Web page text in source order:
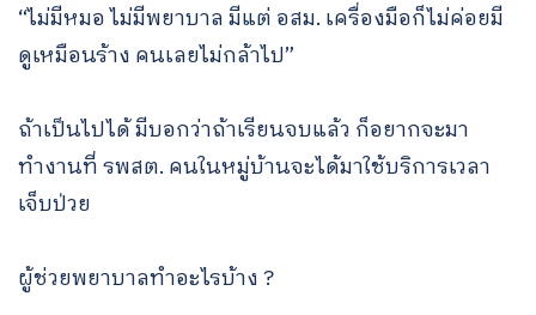
“ไม่มีหมอ ไม่มีพยาบาล มีแต่ อสม. เครื่องมือก็ไม่ค่อยมี
ดูเหมือนร้าง คนเลยไม่กล้าไป”
ถ้าเป็นไปได้ มีบอกว่าถ้าเรียนจบแล้ว ก็อยากจะมา
ทำงานที่ รพสต. คนในหมู่บ้านจะได้มาใช้บริการเวลา
เจ็บป่วย
ผู้ช่วยพยาบาลทำอะไรบ้าง ?